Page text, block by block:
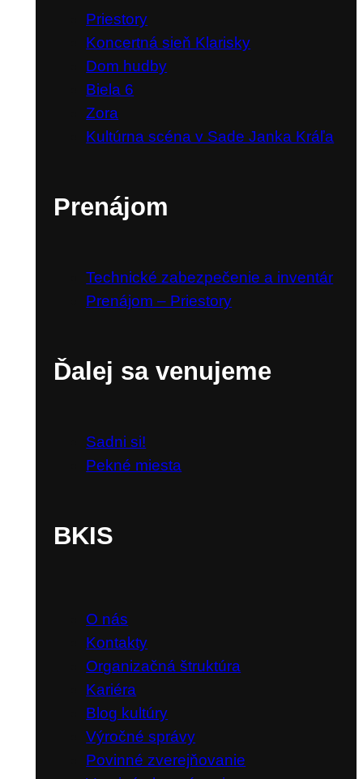
Priestory
Koncertná sieň Klarisky
Dom hudby
Biela 6
Zora
Kultúrna scéna v Sade Janka Kráľa
Prenájom
Technické zabezpečenie a inventár
Prenájom – Priestory
Ďalej sa venujeme
Sadni si!
Pekné miesta
BKIS
O nás
Kontakty
Organizačná štruktúra
Kariéra
Blog kultúry
Výročné správy
Povinné zverejňovanie